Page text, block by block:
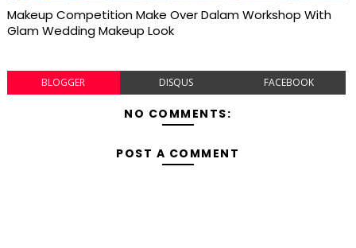
Makeup Competition Make Over Dalam Workshop With
Glam Wedding Makeup Look
BLOGGER DISQUS FACEBOOK
NO COMMENTS:
POST A COMMENT